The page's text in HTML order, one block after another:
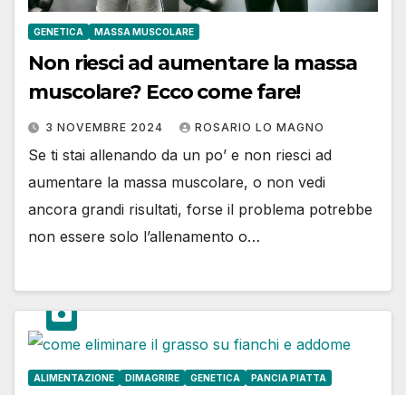
GENETICA MASSA MUSCOLARE
Non riesci ad aumentare la massa
muscolare? Ecco come fare!
3 NOVEMBRE 2024 ROSARIO LO MAGNO
Se ti stai allenando da un po’ e non riesci ad
aumentare la massa muscolare, o non vedi
ancora grandi risultati, forse il problema potrebbe
non essere solo l’allenamento o…
ALIMENTAZIONE DIMAGRIRE GENETICA PANCIA PIATTA